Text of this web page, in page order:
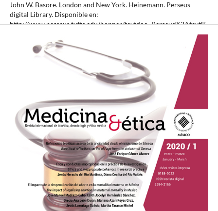
John W. Basore. London and New York. Heinemann. Perseus
digital Library. Disponible en:
http://www.perseus.tufts.edu/hopper/textdoc=Perseus%3Atext%
SÉNECA, L. Tratados filosóficos. Porrúa, México, 2016.